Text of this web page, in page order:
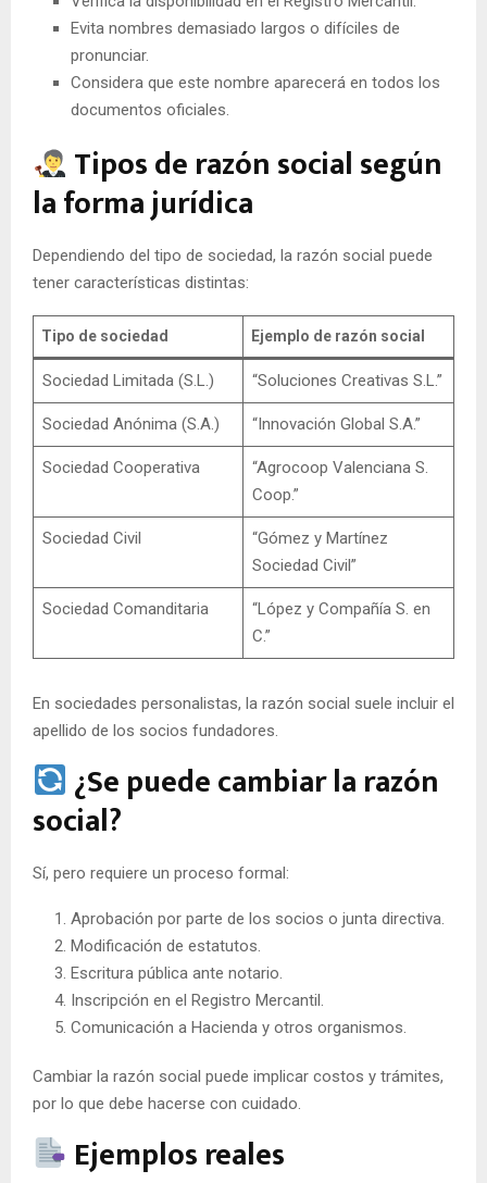
Evita nombres demasiado largos o difíciles de
pronunciar.
Considera que este nombre aparecerá en todos los
documentos oficiales.
Tipos de razón social según
la forma jurídica
Dependiendo del tipo de sociedad, la razón social puede
tener características distintas:
Tipo de sociedad Ejemplo de razón social
Sociedad Limitada (S.L.) “Soluciones Creativas S.L.”
Sociedad Anónima (S.A.) “Innovación Global S.A.”
Sociedad Cooperativa
“Agrocoop Valenciana S.
Coop.”
Sociedad Civil
“Gómez y Martínez
Sociedad Civil”
Sociedad Comanditaria
“López y Compañía S. en
C.”
En sociedades personalistas, la razón social suele incluir el
apellido de los socios fundadores.
¿Se puede cambiar la razón
social?
Sí, pero requiere un proceso formal:
Aprobación por parte de los socios o junta directiva.
Modificación de estatutos.
Escritura pública ante notario.
Inscripción en el Registro Mercantil.
Comunicación a Hacienda y otros organismos.
Cambiar la razón social puede implicar costos y trámites,
por lo que debe hacerse con cuidado.
Ejemplos reales